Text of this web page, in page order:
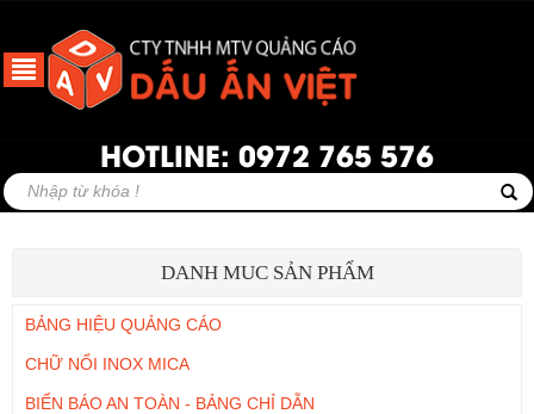
HOTLINE: 0972 765 576
DANH MUC SẢN PHẨM
BẢNG HIỆU QUẢNG CÁO
CHỮ NỔI INOX MICA
BIỂN BÁO AN TOÀN - BẢNG CHỈ DẪN